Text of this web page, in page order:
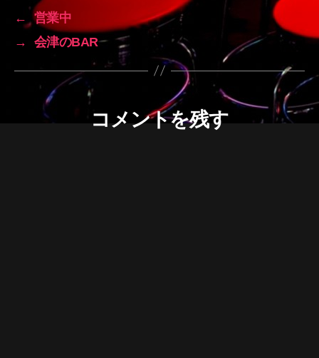
←
営業中
→
会津のBAR
コメントを残す